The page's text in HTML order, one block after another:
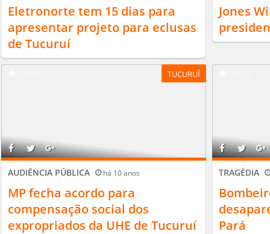
Eletronorte tem 15 dias para
apresentar projeto para eclusas
de Tucuruí
Jones
TUCURUÍ
AUDIÊNCIA PÚBLICA há 10 anos
MP fecha acordo para
compensação social dos
expropriados da UHE de Tucuruí
TRAGÉDIA
Pará